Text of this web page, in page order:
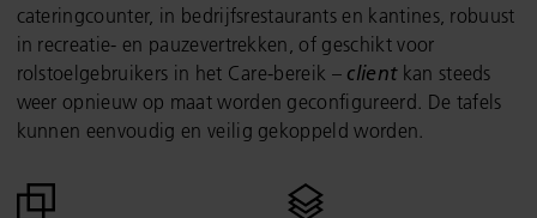
cateringcounter, in bedrijfsrestaurants en kantines, robuust
in recreatie- en pauzevertrekken, of geschikt voor
rolstoelgebruikers in het Care-bereik – client kan steeds
weer opnieuw op maat worden geconfigureerd. De tafels
kunnen eenvoudig en veilig gekoppeld worden.